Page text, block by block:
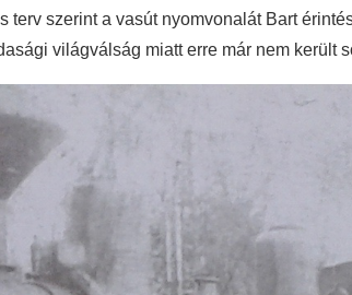
terv szerint a vasút nyomvonalát Bart
világválság miatt erre már nem került